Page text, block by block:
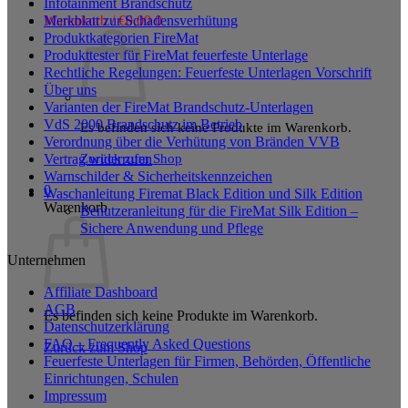
Warenkorb /€0,00 0
Es befinden sich keine Produkte im Warenkorb.
Zurück zum Shop
0
Warenkorb
Es befinden sich keine Produkte im Warenkorb.
Zurück zum Shop
Infotainment Brandschutz
Merkblatt zur Schadensverhütung
Produktkategorien FireMat
Produkttester für FireMat feuerfeste Unterlage
Rechtliche Regelungen: Feuerfeste Unterlagen Vorschrift
Über uns
Varianten der FireMat Brandschutz-Unterlagen
VdS 2000 Brandschutz im Betrieb
Verordnung über die Verhütung von Bränden VVB
Vertrag widerrufen
Warnschilder & Sicherheitskennzeichen
Waschanleitung Firemat Black Edition und Silk Edition
Benutzeranleitung für die FireMat Silk Edition –
Sichere Anwendung und Pflege
Unternehmen
Affiliate Dashboard
AGB
Datenschutzerklärung
FAQ – Frequently Asked Questions
Feuerfeste Unterlagen für Firmen, Behörden, Öffentliche
Einrichtungen, Schulen
Impressum